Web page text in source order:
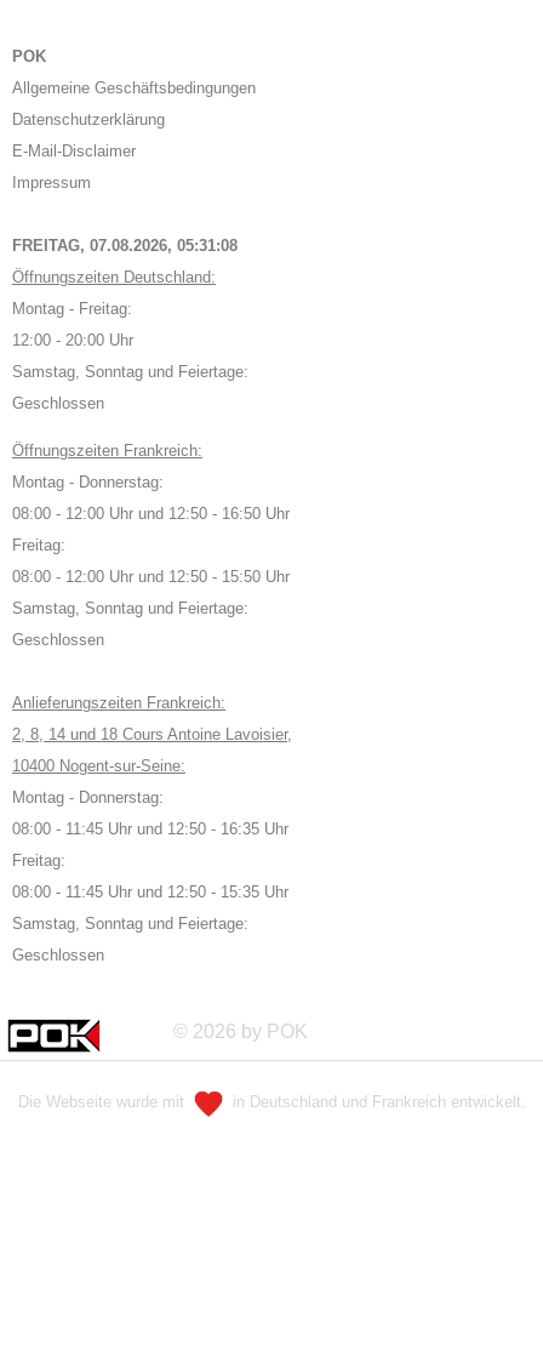
POK
Allgemeine Geschäftsbedingungen
Datenschutzerklärung
E-Mail-Disclaimer
Impressum
FREITAG, 07.08.2026, 05:31:09
Öffnungszeiten Deutschland:
Montag - Freitag:
12:00 - 20:00 Uhr
Samstag, Sonntag und Feiertage:
Geschlossen
Öffnungszeiten Frankreich:
Montag - Donnerstag:
08:00 - 12:00 Uhr und 12:50 - 16:50 Uhr
Freitag:
08:00 - 12:00 Uhr und 12:50 - 15:50 Uhr
Samstag, Sonntag und Feiertage:
Geschlossen
Anlieferungszeiten Frankreich:
2, 8, 14 und 18 Cours Antoine Lavoisier,
10400 Nogent-sur-Seine:
Montag - Donnerstag:
08:00 - 11:45 Uhr und 12:50 - 16:35 Uhr
Freitag:
08:00 - 11:45 Uhr und 12:50 - 15:35 Uhr
Samstag, Sonntag und Feiertage:
Geschlossen
© 2026 by POK
Die Webseite wurde mit in Deutschland und Frankreich entwickelt.